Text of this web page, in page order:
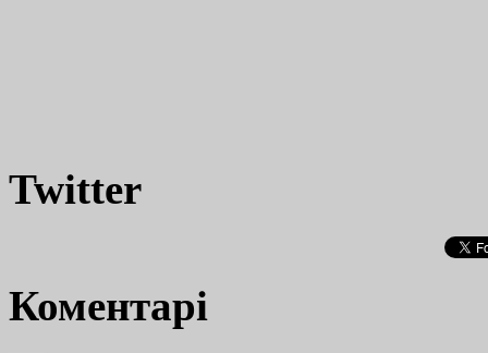
Twitter
Коментарі